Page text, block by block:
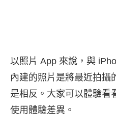
以照片 App 來說，與
內建的照片是將最近拍攝
是相反。大家可以體驗看
使用體驗差異。